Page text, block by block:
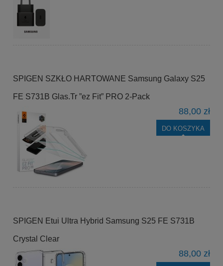
SPIGEN SZKŁO HARTOWANE Samsung Galaxy S25
FE S731B Glas.Tr ”ez Fit” PRO 2-Pack
88,00 zł
DO KOSZYKA
SPIGEN Etui Ultra Hybrid Samsung S25 FE S731B
Crystal Clear
88,00 zł